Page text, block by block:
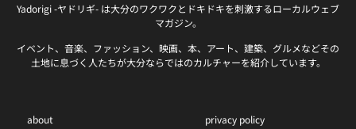
Yadorigi -ヤドリギ- は大分のワクワクとドキドキを刺激するローカルウェブ
マガジン。
イベント、音楽、ファッション、映画、本、アート、建築、グルメなどその
土地に息づく人たちが大分ならではのカルチャーを紹介しています。
about privacy policy